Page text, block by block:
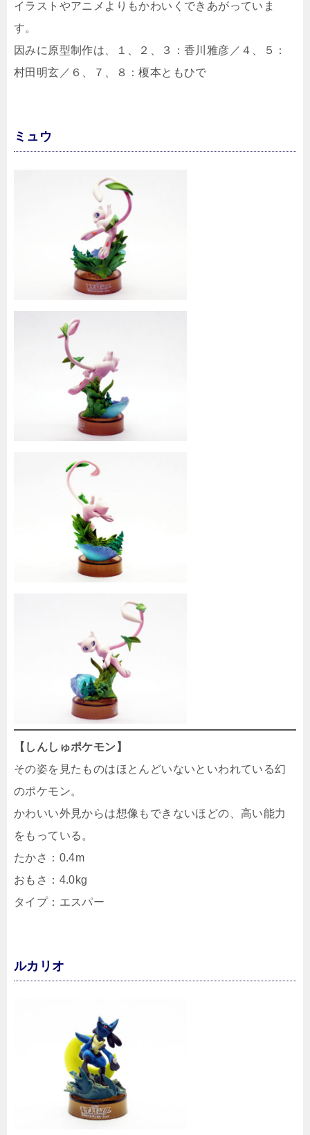
イラストやアニメよりもかわいくできあがっていま
す。
因みに原型制作は、１、２、３：香川雅彦／４、５：
村田明玄／６、７、８：榎本ともひで
ミュウ
【しんしゅポケモン】
その姿を見たものはほとんどいないといわれている幻
のポケモン。
かわいい外見からは想像もできないほどの、高い能力
をもっている。
たかさ：0.4m
おもさ：4.0kg
タイプ：エスパー
ルカリオ